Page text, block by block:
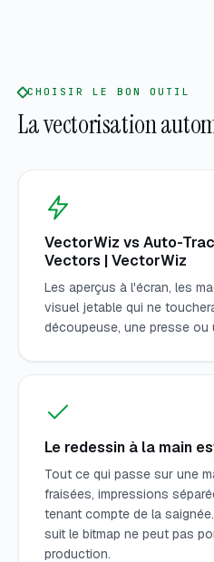
CHOISIR LE BON OUTIL
La vectorisation
VectorWiz vs Auto-
Vectors | VectorWiz
Les aperçus à l'écran, les
visuel jetable qui ne
découpeuse, une presse ou
Le redessin à la main
Tout ce qui passe sur une
fraisées, impressions
tenant compte de la
suit le bitmap ne peut pas
production.